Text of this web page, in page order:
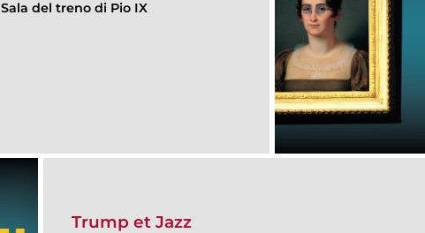
Sala del treno di Pio IX
Trump et Jazz